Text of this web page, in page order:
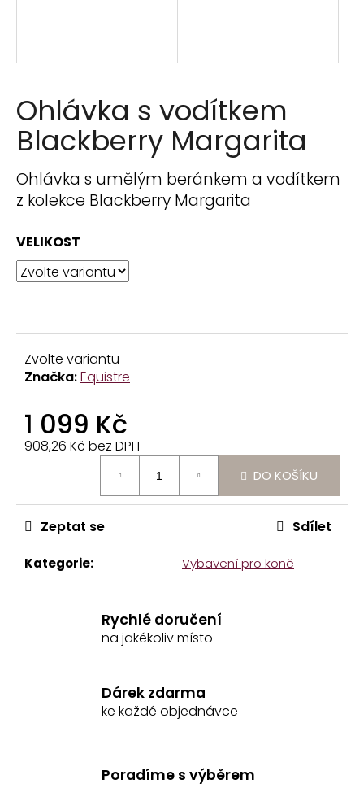
Ohlávka s vodítkem
Blackberry Margarita
Ohlávka s umělým beránkem a vodítkem
z kolekce Blackberry Margarita
VELIKOST
Zvolte variantu
Značka:Equistre
1 099 Kč
908,26 Kč bez DPH
DO KOŠÍKU
Kategorie: Vybavení pro koně
Zeptat se Sdílet
Rychlé doručení
na jakékoliv místo
Dárek zdarma
ke každé objednávce
Poradíme s výběrem
í
?
D
o
u
č
u
m
MIKINA